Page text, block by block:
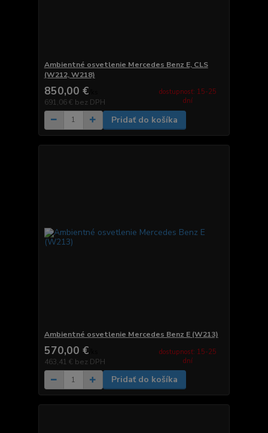
Ambientné osvetlenie Mercedes Benz E, CLS
(W212, W218)
850,00 €
691,06 € bez DPH
dostupnosť: 15-25
dní
Pridať do košíka
Ambientné osvetlenie Mercedes Benz E (W213)
570,00 €
463,41 € bez DPH
dostupnosť: 15-25
dní
Pridať do košíka